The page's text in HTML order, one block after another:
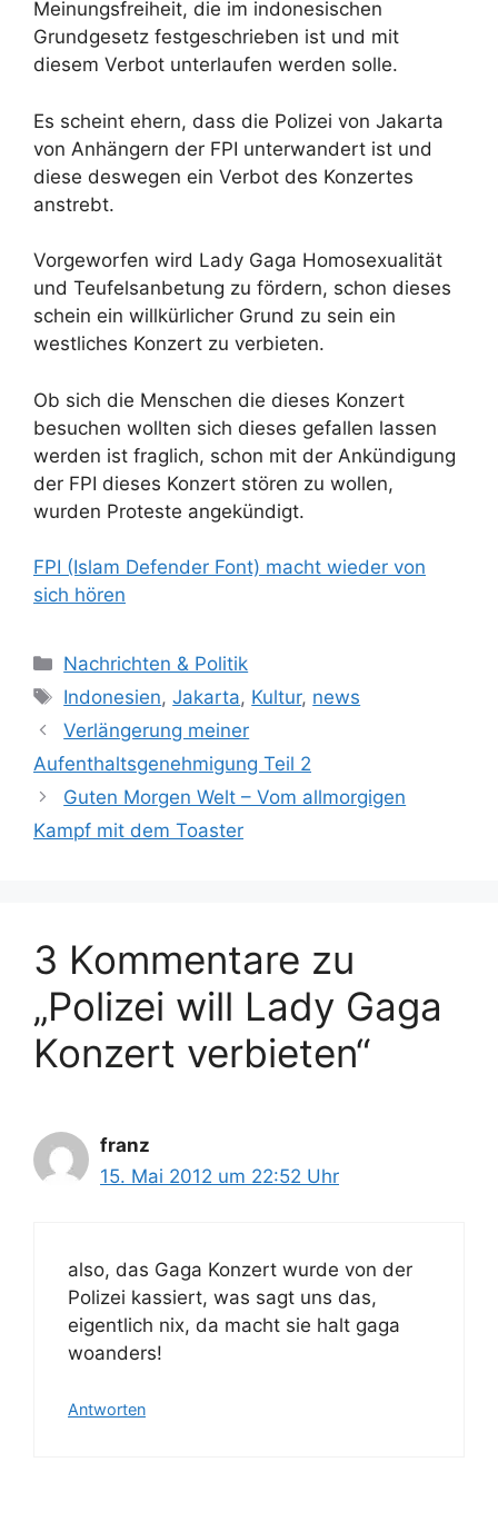
Meinungsfreiheit, die im indonesischen
Grundgesetz festgeschrieben ist und mit
diesem Verbot unterlaufen werden solle.
Es scheint ehern, dass die Polizei von Jakarta
von Anhängern der FPI unterwandert ist und
diese deswegen ein Verbot des Konzertes
anstrebt.
Vorgeworfen wird Lady Gaga Homosexualität
und Teufelsanbetung zu fördern, schon dieses
schein ein willkürlicher Grund zu sein ein
westliches Konzert zu verbieten.
Ob sich die Menschen die dieses Konzert
besuchen wollten sich dieses gefallen lassen
werden ist fraglich, schon mit der Ankündigung
der FPI dieses Konzert stören zu wollen,
wurden Proteste angekündigt.
FPI (Islam Defender Font) macht wieder von
sich hören
K
a
e
g
o
r
Nachrichten & Politik
S
c
l
a
g
e
r
Indonesien,Jakarta, Kultur, news
Verlängerung meiner
Aufenthaltsgenehmigung Teil 2
Guten Morgen Welt – Vom allmorgigen
Kampf mit dem Toaster
3 Kommentare zu
„Polizei will Lady Gaga
Konzert verbieten“
franz
15. Mai 2012 um 22:52 Uhr
also, das Gaga Konzert wurde von der
Polizei kassiert, was sagt uns das,
eigentlich nix, da macht sie halt gaga
woanders!
Antworten